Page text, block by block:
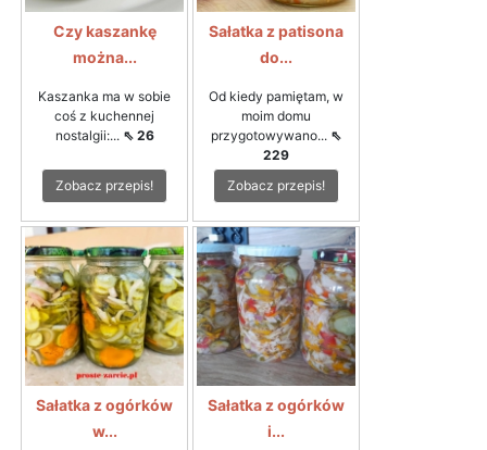
Czy kaszankę
można...
Kaszanka ma w sobie
coś z kuchennej
nostalgii:... ⇖ 26
Zobacz przepis!
Sałatka z patisona
do...
Od kiedy pamiętam, w
moim domu
przygotowywano... ⇖
229
Zobacz przepis!
Sałatka z ogórków
w...
Sałatka z ogórków
i...